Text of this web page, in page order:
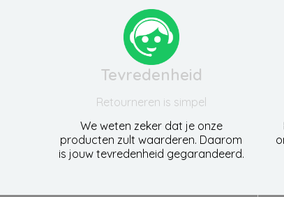
Tevredenheid
Retourneren is simpel
We weten zeker dat je onze
producten zult waarderen. Daarom
is jouw tevredenheid gegarandeerd.